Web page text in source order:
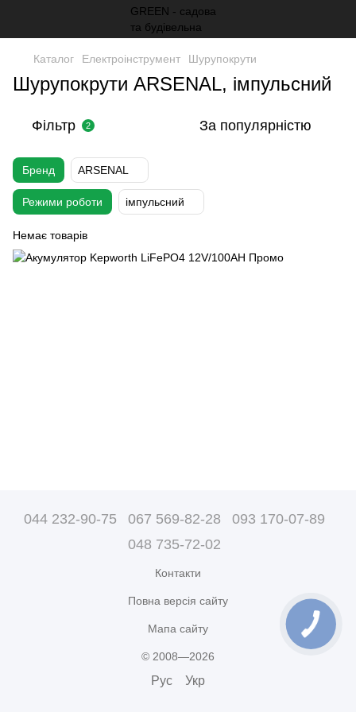
Каталог Електроінструмент Шурупокрути
Шурупокрути ARSENAL, імпульсний
Фільтр 2 За популярністю
Бренд ARSENAL
Режими роботи імпульсний
Немає товарів
044 232-90-75 067 569-82-28
093 170-07-89
048 735-72-02
Контакти
Повна версія сайту
Мапа сайту
© 2008—2026
Рус Укр